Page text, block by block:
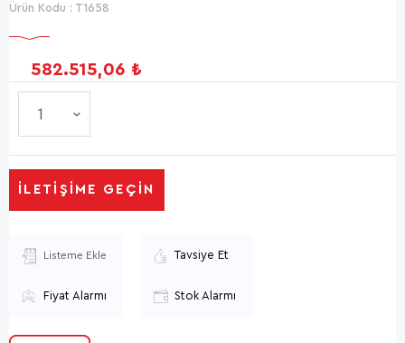
Ürün Kodu : T1658
582.515,06 ₺
İLETIŞIME GEÇIN
Listeme Ekle Tavsiye Et
Fiyat Alarmı Stok Alarmı